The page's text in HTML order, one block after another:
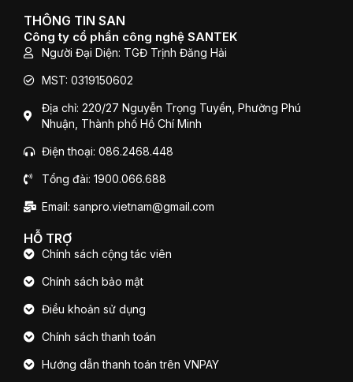
o
o
k
e
r
b
e
THÔNG TIN SAN
Công ty cổ phần công nghệ SANTEK
Người Đại Diện: TGĐ Trịnh Đăng Hải
MST: 0319150602
Địa chỉ: 220/27 Nguyễn Trọng Tuyển, Phường Phú
Nhuận, Thành phố Hồ Chí Minh
Điện thoại: 086.2468.448
Tổng đài: 1900.066.688
Email: sanpro.vietnam@gmail.com
HỖ TRỢ
Chính sách cộng tác viên
Chính sách bảo mật
Điều khoản sử dụng
Chính sách thanh toán
Hướng dẫn thanh toán trên VNPAY